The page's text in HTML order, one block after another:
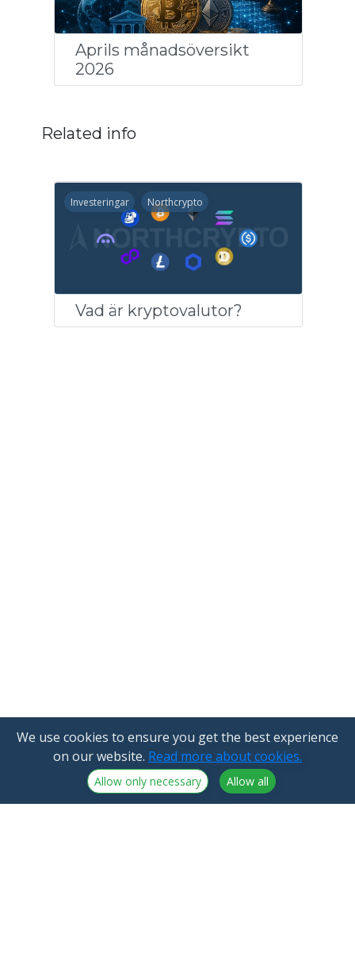
Aprils månadsöversikt
2026
Related info
Investeringar Northcrypto
Vad är kryptovalutor?
We use cookies to ensure you get the best experience
on our website. Read more about cookies.
Allow only necessary Allow all